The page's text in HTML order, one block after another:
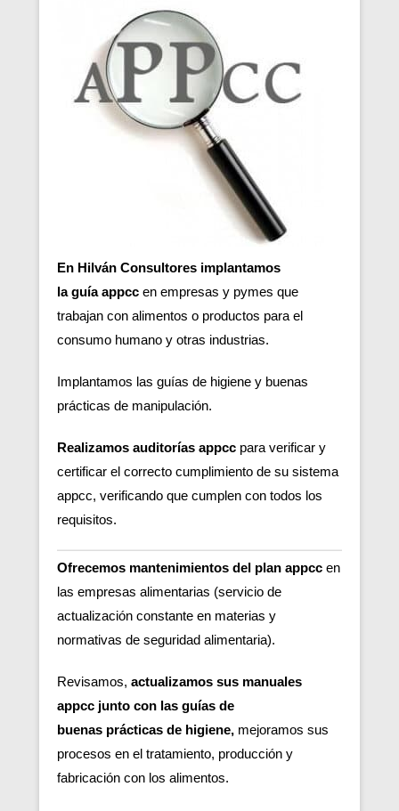
En Hilván Consultores implantamos
la guía appcc en empresas y pymes que
trabajan con alimentos o productos para el
consumo humano y otras industrias.
Implantamos las guías de higiene y buenas
prácticas de manipulación.
Realizamos auditorías appcc para verificar y
certificar el correcto cumplimiento de su sistema
appcc, verificando que cumplen con todos los
requisitos.
Ofrecemos mantenimientos del plan appcc en
las empresas alimentarias (servicio de
actualización constante en materias y
normativas de seguridad alimentaria).
Revisamos, actualizamos sus manuales
appcc junto con las guías de
buenas prácticas de higiene, mejoramos sus
procesos en el tratamiento, producción y
fabricación con los alimentos.